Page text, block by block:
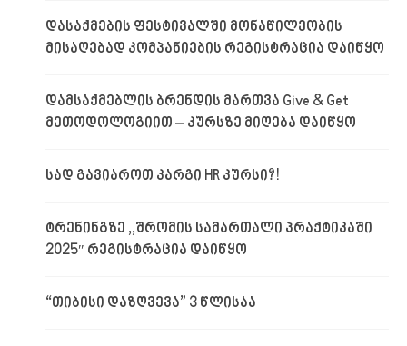
დასაქმების ფესტივალში მონაწილეობის
მისაღებად კომპანიების რეგისტრაცია დაიწყო
დამსაქმებლის ბრენდის მართვა Give & Get
მეთოდოლოგიით – კურსზე მიღება დაიწყო
სად გავიაროთ კარგი HR კურსი?!
ტრენინგზე ,,შრომის სამართალი პრაქტიკაში
2025″ რეგისტრაცია დაიწყო
“თიბისი დაზღვევა” 3 წლისაა